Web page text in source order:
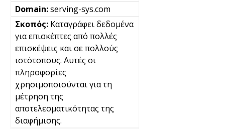
serving-sys.com
Καταγράφει δεδομένα
για επισκέπτες από πολλές
επισκέψεις και σε πολλούς
ιστότοπους. Αυτές οι
πληροφορίες
χρησιμοποιούνται για τη
μέτρηση της
αποτελεσματικότητας της
διαφήμισης.